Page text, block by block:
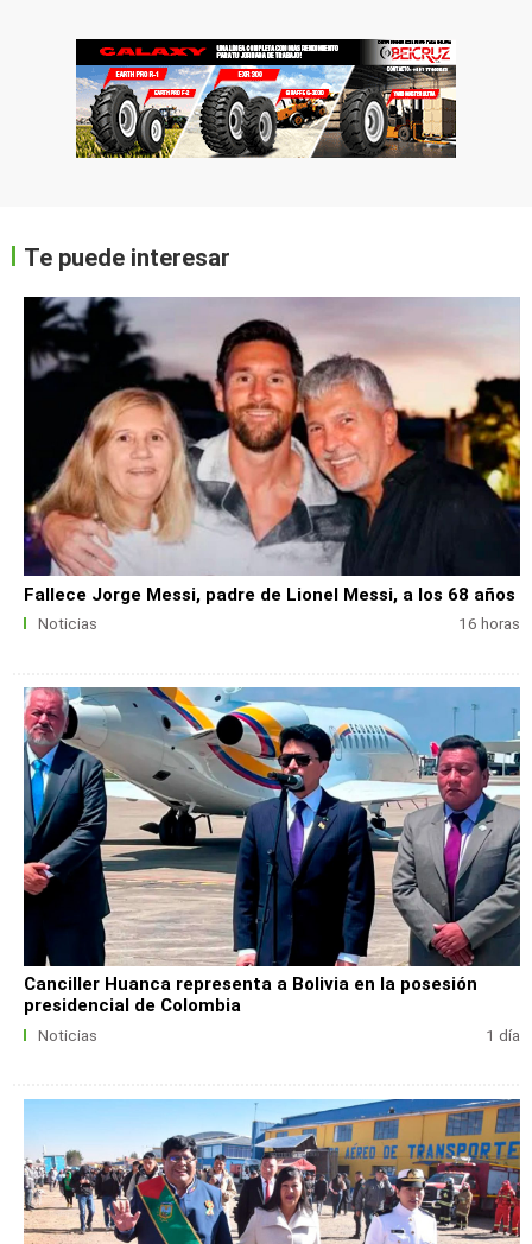
Te puede interesar
Fallece Jorge Messi, padre de Lionel Messi, a los 68 años
Noticias 16 horas
Canciller Huanca representa a Bolivia en la posesión
presidencial de Colombia
Noticias 1 día